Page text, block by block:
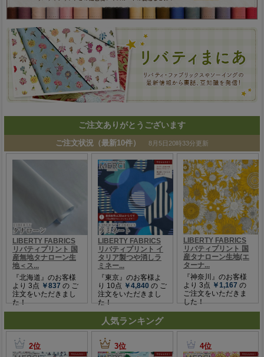
ご注文ありがとうございます
人気ランキング